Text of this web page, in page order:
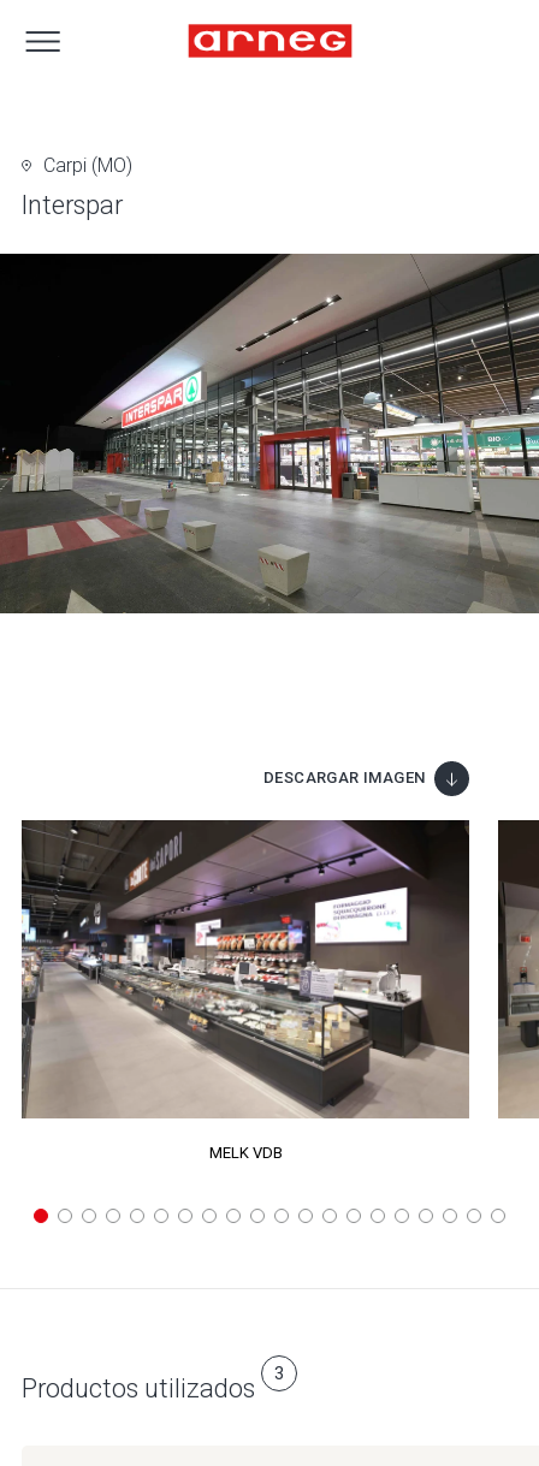
Carpi (MO)
Interspar
DESCARGAR IMAGEN
MELK VDB
Productos utilizados 3